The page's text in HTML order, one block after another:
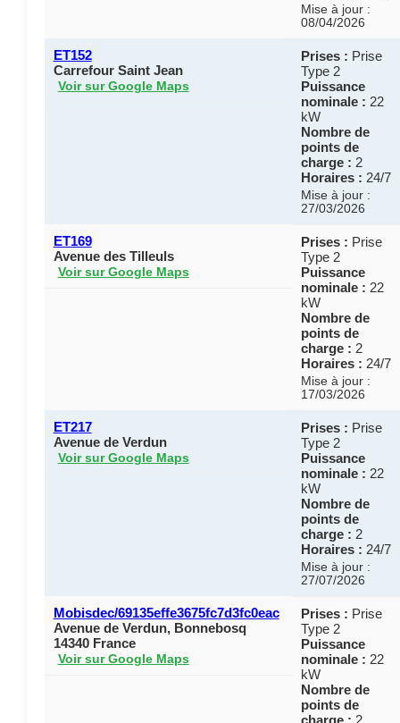
Mise à jour :
08/04/2026
ET152
Carrefour Saint Jean
Voir sur Google Maps
Prises : Prise
Type 2
Puissance
nominale : 22
kW
Nombre de
points de
charge : 2
Horaires : 24/7
Mise à jour :
27/03/2026
ET169
Avenue des Tilleuls
Voir sur Google Maps
Prises : Prise
Type 2
Puissance
nominale : 22
kW
Nombre de
points de
charge : 2
Horaires : 24/7
Mise à jour :
17/03/2026
ET217
Avenue de Verdun
Voir sur Google Maps
Prises : Prise
Type 2
Puissance
nominale : 22
kW
Nombre de
points de
charge : 2
Horaires : 24/7
Mise à jour :
27/07/2026
Mobisdec/69135effe3675fc7d3fc0eac
Avenue de Verdun, Bonnebosq
14340 France
Voir sur Google Maps
Prises : Prise
Type 2
Puissance
nominale : 22
kW
Nombre de
points de
charge : 2